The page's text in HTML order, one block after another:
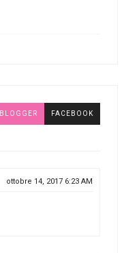
BLOGGER FACEBOOK
ottobre 14, 2017 6:23 AM